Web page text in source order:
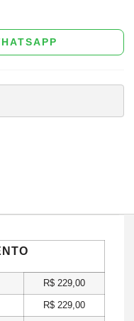
R$ 229,00
R$ 229,00